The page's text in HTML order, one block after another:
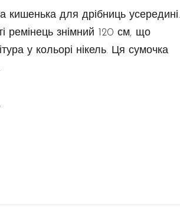
кишенька для дрібниць усередині.
ремінець знімний 120 см, що
у кольорі нікель. Ця сумочка